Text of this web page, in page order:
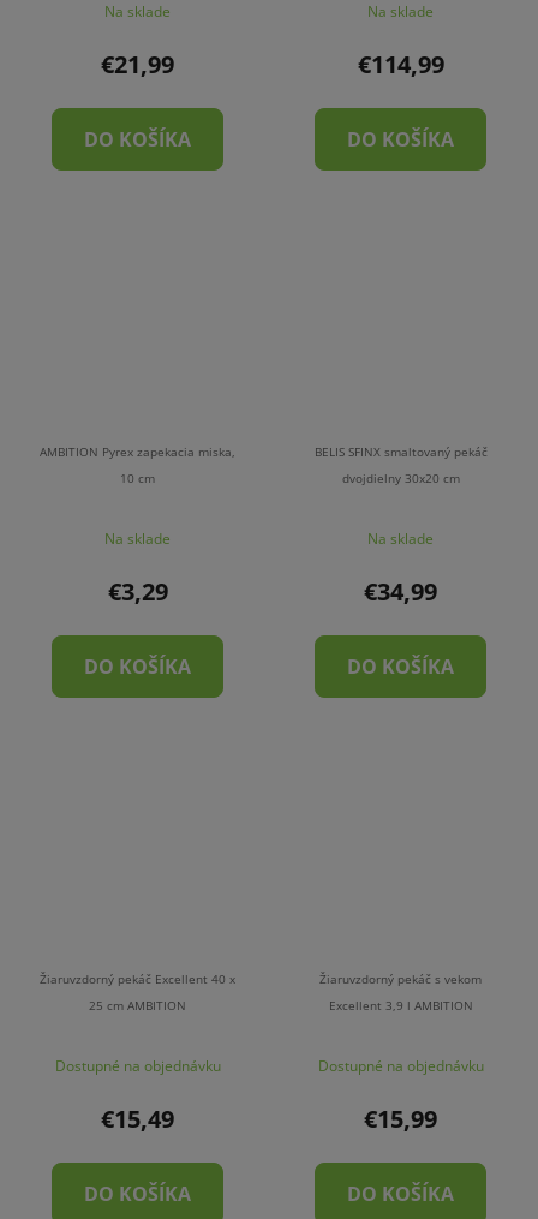
Na sklade
€21,99
DO KOŠÍKA
Na sklade
€114,99
DO KOŠÍKA
AMBITION Pyrex zapekacia miska,
10 cm
Na sklade
€3,29
DO KOŠÍKA
BELIS SFINX smaltovaný pekáč
dvojdielny 30x20 cm
Na sklade
€34,99
DO KOŠÍKA
Žiaruvzdorný pekáč Excellent 40 x
25 cm AMBITION
Dostupné na objednávku
€15,49
DO KOŠÍKA
Žiaruvzdorný pekáč s vekom
Excellent 3,9 l AMBITION
Dostupné na objednávku
€15,99
DO KOŠÍKA